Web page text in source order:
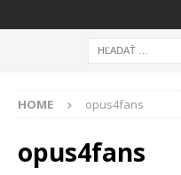
HOME opus4fans
opus4fans